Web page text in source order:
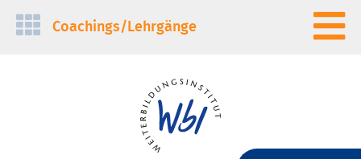
Navigation
Coachings/­Lehrgänge